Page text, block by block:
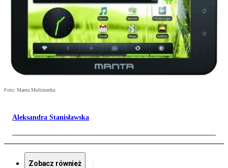
Foto: Manta Multimedia
Aleksandra Stanisławska
Zobacz również